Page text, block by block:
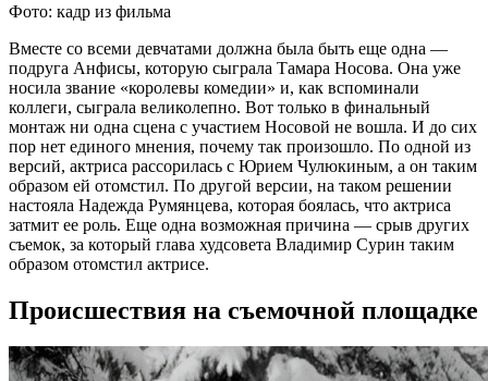
Фото: кадр из фильма
Вместе со всеми девчатами должна была быть еще одна —
подруга Анфисы, которую сыграла Тамара Носова. Она уже
носила звание «королевы комедии» и, как вспоминали
коллеги, сыграла великолепно. Вот только в финальный
монтаж ни одна сцена с участием Носовой не вошла. И до сих
пор нет единого мнения, почему так произошло. По одной из
версий, актриса рассорилась с Юрием Чулюкиным, а он таким
образом ей отомстил. По другой версии, на таком решении
настояла Надежда Румянцева, которая боялась, что актриса
затмит ее роль. Еще одна возможная причина — срыв других
съемок, за который глава худсовета Владимир Сурин таким
образом отомстил актрисе.
Происшествия на съемочной площадке